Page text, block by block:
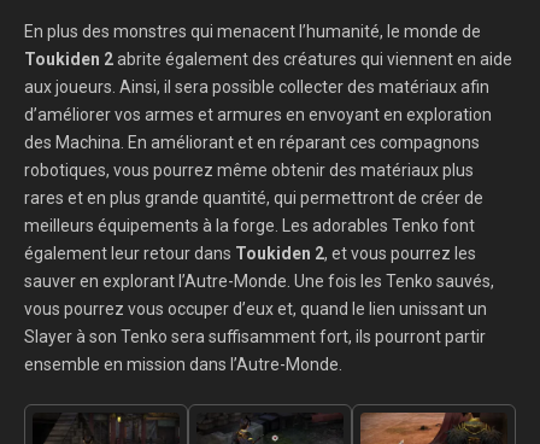
En plus des monstres qui menacent l’humanité, le monde de
Toukiden 2abrite également des créatures qui viennent en aide
aux joueurs. Ainsi, il sera possible collecter des matériaux afin
d’améliorer vos armes et armures en envoyant en exploration
des Machina. En améliorant et en réparant ces compagnons
robotiques, vous pourrez même obtenir des matériaux plus
rares et en plus grande quantité, qui permettront de créer de
meilleurs équipements à la forge. Les adorables Tenko font
également leur retour dans Toukiden 2, et vous pourrez les
sauver en explorant l’Autre-Monde. Une fois les Tenko sauvés,
vous pourrez vous occuper d’eux et, quand le lien unissant un
Slayer à son Tenko sera suffisamment fort, ils pourront partir
ensemble en mission dans l’Autre-Monde.